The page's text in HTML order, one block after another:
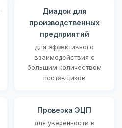
Диадок для
производственных
предприятий
для эффективного
взаимодействия с
большим количеством
поставщиков
Проверка ЭЦП
для уверенности в